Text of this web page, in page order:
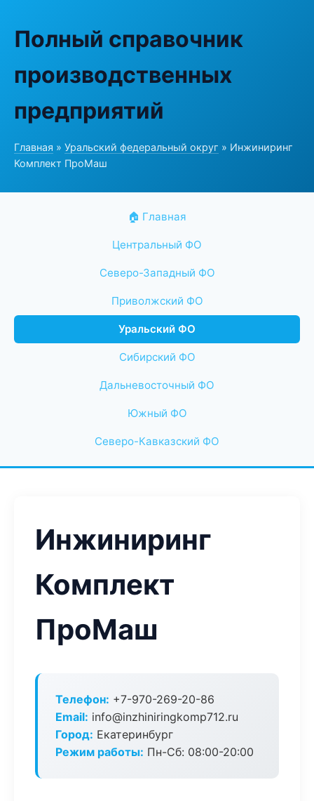
Полный справочник
производственных
предприятий
Главная » Уральский федеральный округ » Инжиниринг
Комплект ПроМаш
🏠 Главная
Центральный ФО
Северо-Западный ФО
Приволжский ФО
Уральский ФО
Сибирский ФО
Дальневосточный ФО
Южный ФО
Северо-Кавказский ФО
Инжиниринг
Комплект
ПроМаш
Телефон: +7-970-269-20-86
Email: info@inzhiniringkomp712.ru
Город: Екатеринбург
Режим работы: Пн-Сб: 08:00-20:00